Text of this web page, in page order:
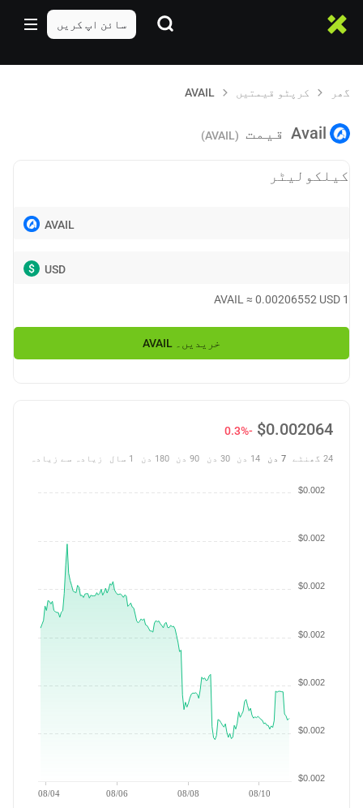
سائن اپ کریں
گھر کرپٹو قیمتیں AVAIL
Avail قیمت (AVAIL)
کیلکولیٹر
AVAIL
USD
$
1
AVAIL ≈ 0.00206552 USD
خریدیں۔ AVAIL
$0.002064
-0.3%
24 گھنٹے 7 دن 14 دن 30 دن 90 دن 180 دن 1 سال زیادہ سے زیادہ
08/04 08/06 08/08 08/10
$0.002
$0.002
$0.002
$0.002
$0.002
$0.002
$0.002